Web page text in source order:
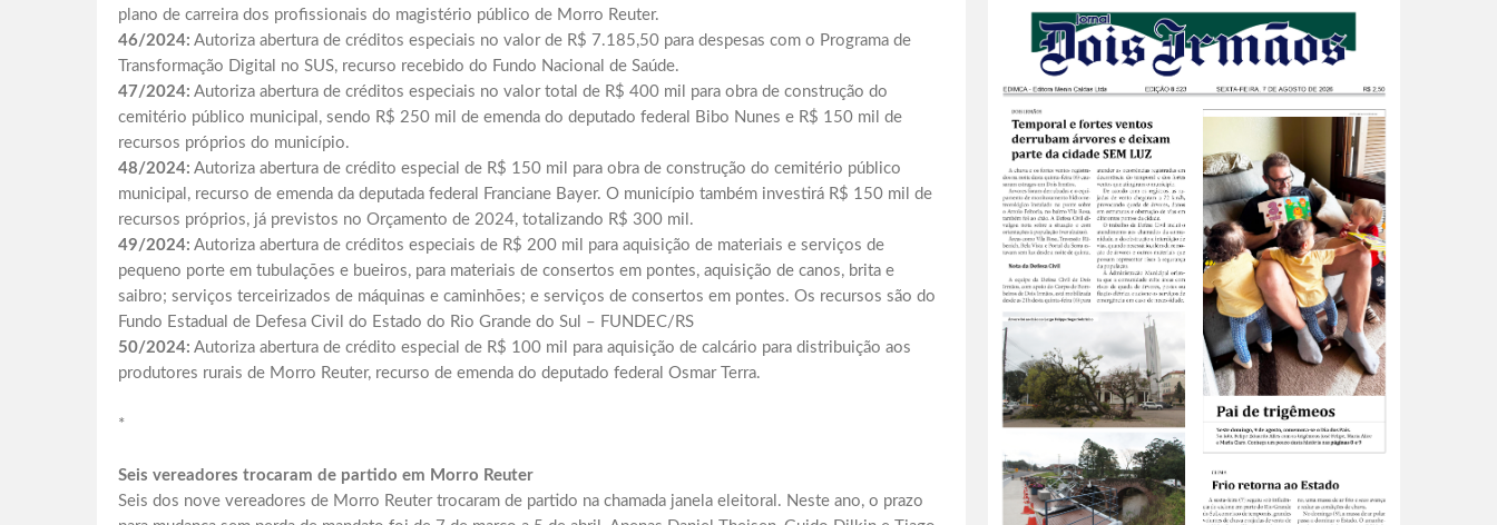
plano de carreira dos profissionais do magistério público de Morro Reuter.
46/2024: Autoriza abertura de créditos especiais no valor de R$ 7.185,50 para despesas com o Programa de
Transformação Digital no SUS, recurso recebido do Fundo Nacional de Saúde.
47/2024: Autoriza abertura de créditos especiais no valor total de R$ 400 mil para obra de construção do
cemitério público municipal, sendo R$ 250 mil de emenda do deputado federal Bibo Nunes e R$ 150 mil de
recursos próprios do município.
48/2024: Autoriza abertura de crédito especial de R$ 150 mil para obra de construção do cemitério público
municipal, recurso de emenda da deputada federal Franciane Bayer. O município também investirá R$ 150 mil de
recursos próprios, já previstos no Orçamento de 2024, totalizando R$ 300 mil.
49/2024: Autoriza abertura de créditos especiais de R$ 200 mil para aquisição de materiais e serviços de
pequeno porte em tubulações e bueiros, para materiais de consertos em pontes, aquisição de canos, brita e
saibro; serviços terceirizados de máquinas e caminhões; e serviços de consertos em pontes. Os recursos são do
Fundo Estadual de Defesa Civil do Estado do Rio Grande do Sul – FUNDEC/RS
50/2024: Autoriza abertura de crédito especial de R$ 100 mil para aquisição de calcário para distribuição aos
produtores rurais de Morro Reuter, recurso de emenda do deputado federal Osmar Terra.
*
Seis vereadores trocaram de partido em Morro Reuter
Seis dos nove vereadores de Morro Reuter trocaram de partido na chamada janela eleitoral. Neste ano, o prazo